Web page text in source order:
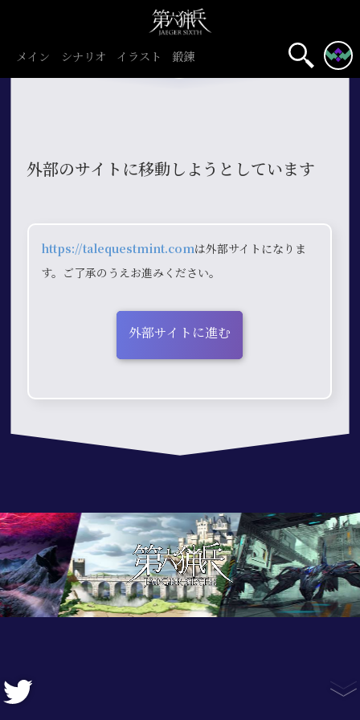
メイン シナリオ イラスト 鍛錬
外部のサイトに移動しようとしています
https://talequestmint.comは外部サイトになりま
す。ご了承のうえお進みください。
外部サイトに進む